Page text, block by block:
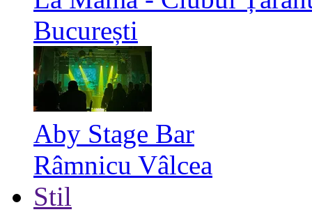
București
Aby Stage Bar
Râmnicu Vâlcea
Stil